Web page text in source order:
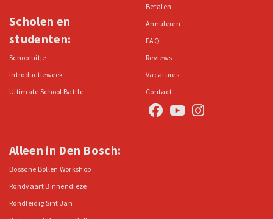
Scholen en
studenten:
Schooluitje
Introductieweek
Ultimate School Battle
Betalen
Annuleren
FAQ
Reviews
Vacatures
Contact
Alleen in Den Bosch:
Bossche Bollen Workshop
Rondvaart Binnendieze
Rondleidig Sint Jan